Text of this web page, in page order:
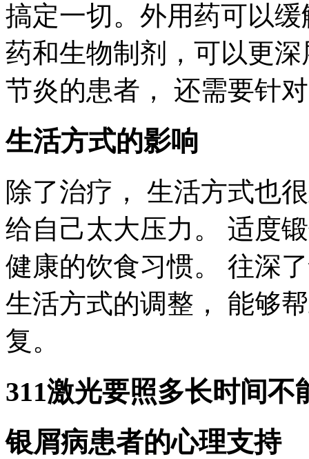
搞定一切。外用药可以
药和生物制剂，可以更
节炎的患者， 还需要针
生活方式的影响
除了治疗， 生活方式也
给自己太大压力。 适度
健康的饮食习惯。 往深
生活方式的调整， 能够
复。
311激光要照多长时间不
银屑病患者的心理支持